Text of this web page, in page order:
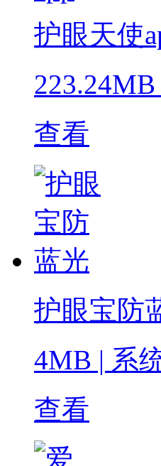
护眼天使
223.24MB
查看
护眼宝防
4MB | 系
查看